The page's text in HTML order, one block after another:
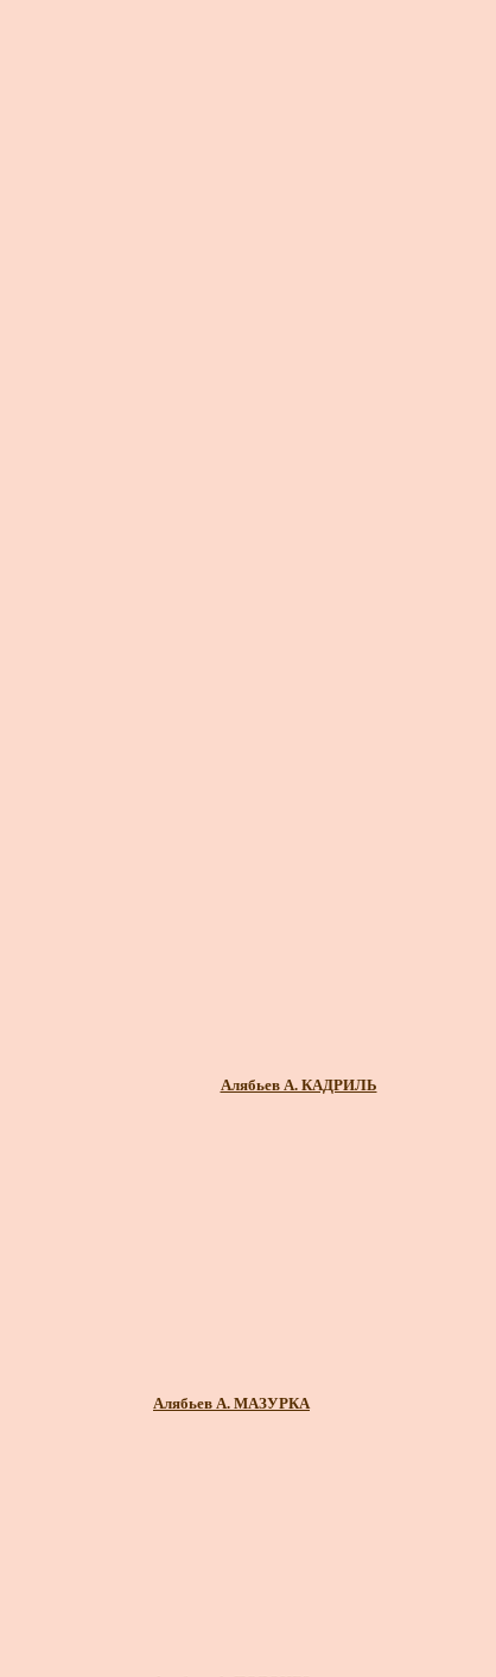
Алябьев А. КАДРИЛЬ
Алябьев А. МАЗУРКА